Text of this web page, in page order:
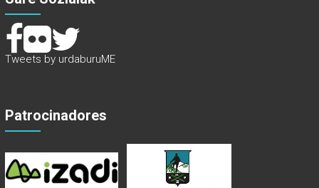
Tweets by urdaburuME
Patrocinadores